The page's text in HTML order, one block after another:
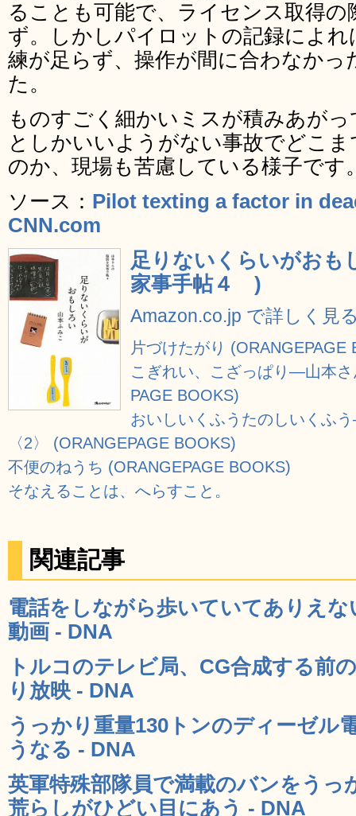
ることも可能で、ライセンス取得
ず。しかしパイロットの記録によ
練が足らず、操作が間に合わなかっ
た。
ものすごく細かいミスが積みあが
としかいいようがない事故でどこ
のか、現場も苦慮している様子です
ソース： Pilot texting a factor in
CNN.com
足りないくらいがおも
家事手帖４ )
Amazon.co.jp で詳しく見
片づけたがり (ORANGEPAGE
こぎれい、こざっぱり―山本
PAGE BOOKS)
おいしいくふうたのしいくふ
〈2〉 (ORANGEPAGE BOOKS)
不便のねうち (ORANGEPAGE BOOKS)
そなえることは、へらすこと。
関連記事
電話をしながら歩いていてありえ
動画 - DNA
トルコのテレビ局、CG合成する前
り放映 - DNA
うっかり重量130トンのディーゼル
うなる - DNA
英軍特殊部隊員で満載のバンをうっ
荒らしがひどい目にあう - DNA